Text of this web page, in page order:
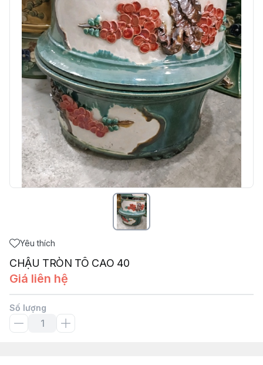
Yêu thích
CHẬU TRÒN TÔ CAO 40
Giá liên hệ
Số lượng